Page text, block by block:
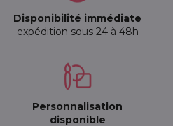
Disponibilité immédiate
expédition sous 24 à 48h
Personnalisation
disponible